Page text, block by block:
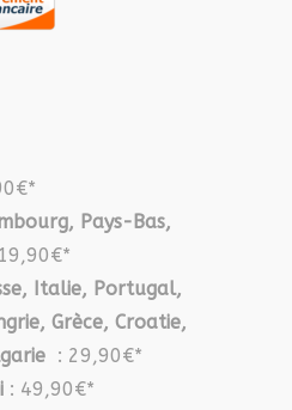
Pays-Bas,
Italie, Portugal,
Grèce, Croatie,
: 29,90€*
: 49,90€*